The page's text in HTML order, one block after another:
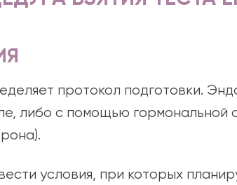
протокол подготовки.
либо с помощью гормональной
условия, при которых